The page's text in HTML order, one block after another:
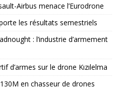
Airbus menace l’Eurodrone
les résultats semestriels
: l’industrie d’armement
d’armes sur le drone Kızılelma
en chasseur de drones